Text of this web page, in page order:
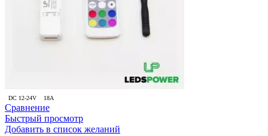
DC 12-24V 18A
Сравнение
Быстрый просмотр
Добавить в список желаний